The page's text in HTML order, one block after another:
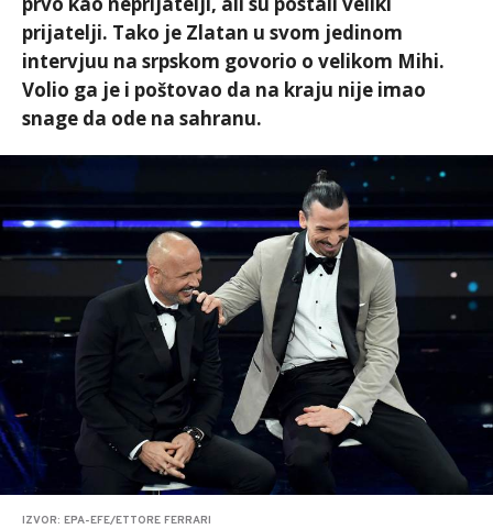
prijatelji. Tako je Zlatan u svom jedinom
intervjuu na srpskom govorio o velikom Mihi.
Volio ga je i poštovao da na kraju nije imao
snage da ode na sahranu.
IZVOR: EPA-EFE/ETTORE FERRARI